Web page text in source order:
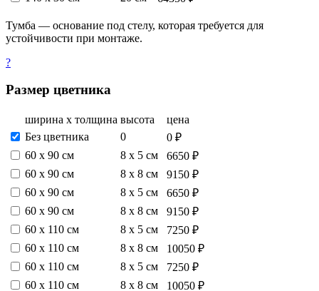
Тумба — основание под стелу, которая требуется для
устойчивости при монтаже.
?
Размер цветника
ширина х толщина высота
цена
Без цветника
0
0 ₽
60 х 90 см
8 х 5 см
6650 ₽
60 х 90 см
8 х 8 см
9150 ₽
60 х 90 см
8 х 5 см
6650 ₽
60 х 90 см
8 х 8 см
9150 ₽
60 х 110 см
8 х 5 см
7250 ₽
60 х 110 см
8 х 8 см
10050 ₽
60 х 110 см
8 х 5 см
7250 ₽
60 х 110 см
8 х 8 см
10050 ₽